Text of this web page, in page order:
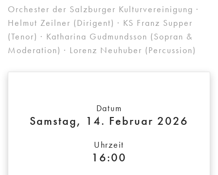
Orchester der Salzburger Kulturvereinigung ·
Helmut Zeilner (Dirigent) · KS Franz Supper
(Tenor) · Katharina Gudmundsson (Sopran &
Moderation) · Lorenz Neuhuber (Percussion)
Datum
Samstag, 14. Februar 2026
Uhrzeit
16:00